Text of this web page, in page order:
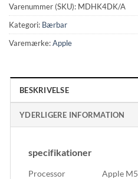
Varenummer (SKU): MDHK4DK/A
Kategori: Bærbar
Varemærke:Apple
BESKRIVELSE
YDERLIGERE INFORMATION
specifikationer
Processor
Apple M5